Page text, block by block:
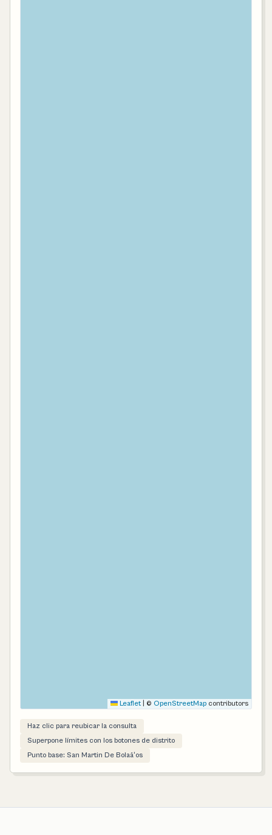
Leaflet © OpenStreetMap contributors
Haz clic para reubicar la consulta
Superpone límites con los botones de distrito
Punto base: San Martin De Bolaã‘os